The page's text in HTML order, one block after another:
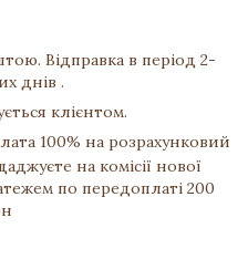
Відправка в період 2-
днів .
клієнтом.
100% на розрахунковий
на комісії нової
по передоплаті 200